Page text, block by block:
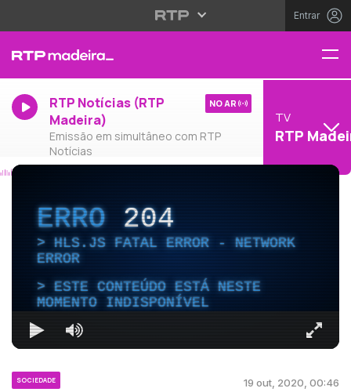
Entrar
RTP Notícias (RTP
Madeira)
Emissão em simultâneo com RTP
Notícias
NO AR
TV
RTP
ERRO204
HLS.JS FATAL ERROR - NETWORK
ERROR
ESTE CONTEÚDO ESTÁ NESTE
MOMENTO INDISPONÍVEL
SOCIEDADE 19 out, 2020, 00:46